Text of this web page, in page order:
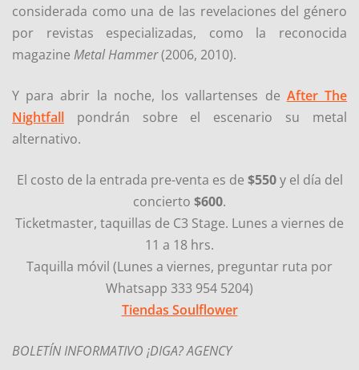
considerada como una de las revelaciones del género
por revistas especializadas, como la reconocida
magazine Metal Hammer(2006, 2010).
Y para abrir la noche, los vallartenses de After The
Nightfall pondrán sobre el escenario su metal
alternativo.
El costo de la entrada pre-venta es de $550y el día del
concierto $600.
Ticketmaster, taquillas de C3 Stage. Lunes a viernes de
11 a 18 hrs.
Taquilla móvil (Lunes a viernes, preguntar ruta por
Whatsapp 333 954 5204)
Tiendas Soulflower
BOLETÍN INFORMATIVO ¡DIGA? AGENCY